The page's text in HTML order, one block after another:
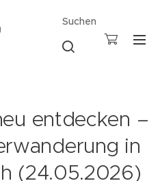
Suchen
entdecken –
in
(24.05.2026)